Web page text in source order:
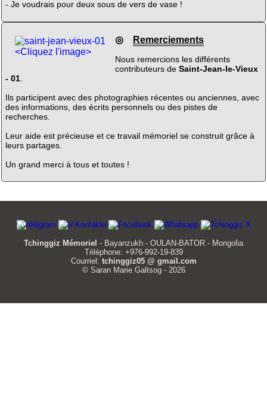
- Je voudrais pour deux sous de vers de vase !
<Cliquez l'image>
◎ Remerciements
Nous remercions les différents
contributeurs de Saint-Jean-le-Vieux
- 01.
Ils participent avec des photographies récentes ou anciennes, avec
des informations, des écrits personnels ou des pistes de
recherches.
Leur aide est précieuse et ce travail mémoriel se construit grâce à
leurs partages.
Un grand merci à tous et toutes !
Tchinggiz Mémoriel - Bayanzukh - OULAN-BATOR - Mongolia
Téléphone: +976-992-19-839
Courriel: tchinggiz05 @ gmail.com
© Saran Marie Galtsog - 2026